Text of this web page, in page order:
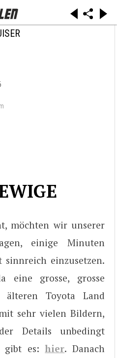
möchten wir unserer
einige Minuten
einzusetzen.
eine grosse, grosse
älteren Toyota Land
sehr vielen Bildern,
Details unbedingt
gibt es:hier. Danach